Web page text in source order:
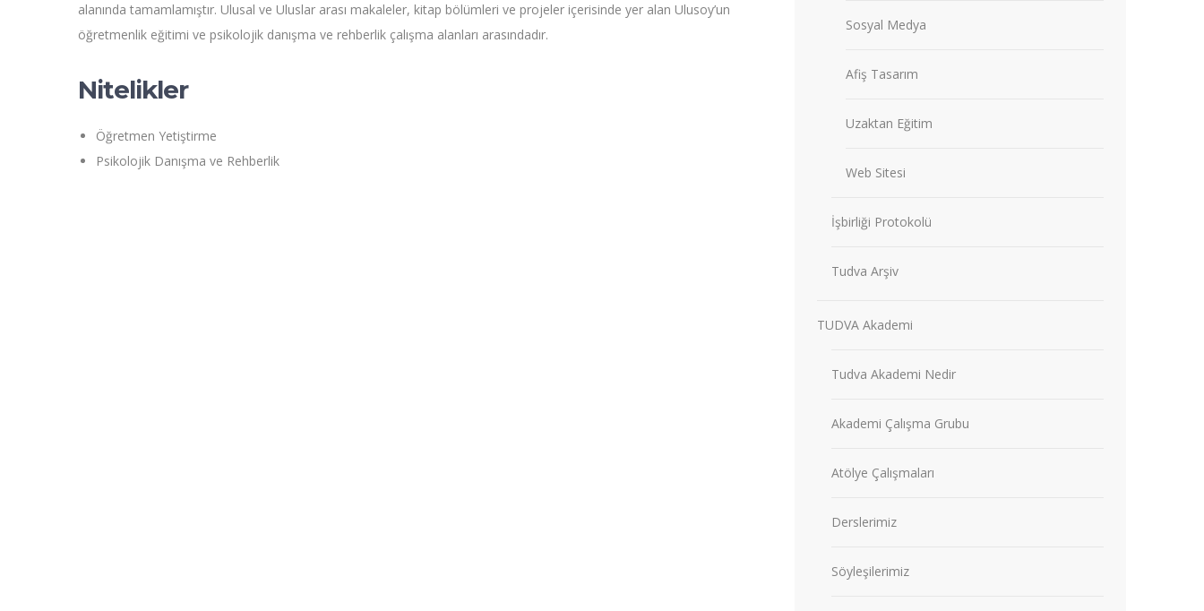
alanında tamamlamıştır. Ulusal ve Uluslar arası makaleler, kitap bölümleri ve projeler içerisinde yer alan Ulusoy’un
öğretmenlik eğitimi ve psikolojik danışma ve rehberlik çalışma alanları arasındadır.
Nitelikler
Öğretmen Yetiştirme
Psikolojik Danışma ve Rehberlik
Sosyal Medya
Afiş Tasarım
Uzaktan Eğitim
Web Sitesi
İşbirliği Protokolü
Tudva Arşiv
TUDVA Akademi
Tudva Akademi Nedir
Akademi Çalışma Grubu
Atölye Çalışmaları
Derslerimiz
Söyleşilerimiz